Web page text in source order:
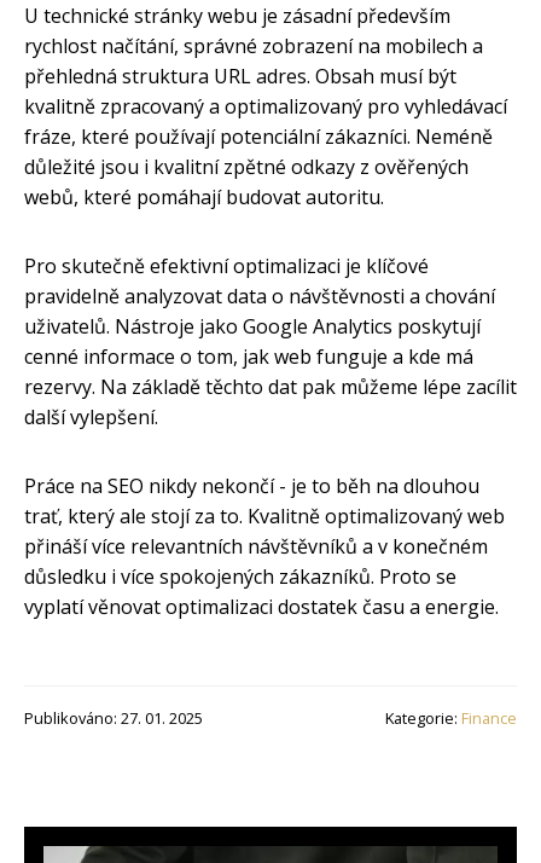
U technické stránky webu je zásadní především
rychlost načítání, správné zobrazení na mobilech a
přehledná struktura URL adres. Obsah musí být
kvalitně zpracovaný a optimalizovaný pro vyhledávací
fráze, které používají potenciální zákazníci. Neméně
důležité jsou i kvalitní zpětné odkazy z ověřených
webů, které pomáhají budovat autoritu.
Pro skutečně efektivní optimalizaci je klíčové
pravidelně analyzovat data o návštěvnosti a chování
uživatelů. Nástroje jako Google Analytics poskytují
cenné informace o tom, jak web funguje a kde má
rezervy. Na základě těchto dat pak můžeme lépe zacílit
další vylepšení.
Práce na SEO nikdy nekončí - je to běh na dlouhou
trať, který ale stojí za to. Kvalitně optimalizovaný web
přináší více relevantních návštěvníků a v konečném
důsledku i více spokojených zákazníků. Proto se
vyplatí věnovat optimalizaci dostatek času a energie.
Publikováno: 27. 01. 2025 Kategorie: Finance